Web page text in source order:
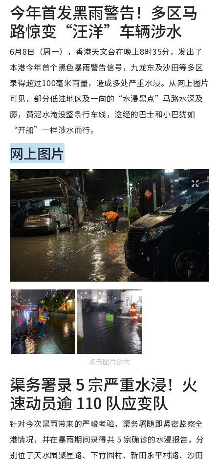
今年首发黑雨警告！多区马
路惊变“汪洋”车辆涉水
6月8日（周一），香港天文台在晚上8时35分，发出了
本港今年首个黑色暴雨警告信号，九龙东及沙田等多区
录得超过100毫米雨量，造成多处严重水浸。从网上图片
可见，部分低洼地区及一向的“水浸黑点”马路水深及
膝，黄泥水淹没整条行车线，途经的巴士和小巴犹如
“开船”一样涉水而行。
网上图片
点击图片放大
渠务署录 5 宗严重水浸！火
速动员逾 110 队应变队
针对今次黑雨带来的严峻考验，渠务署随即紧密监察全
港情况，并在暴雨期间录得共 5 宗确诊的水浸报告，分
别位于天水围聚星路、下竹园村、新田永平村路、沙田